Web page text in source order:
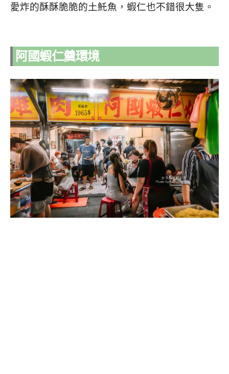
愛炸的酥酥脆脆的土魠魚，蝦仁也不錯很大隻。
阿國蝦仁羹環境